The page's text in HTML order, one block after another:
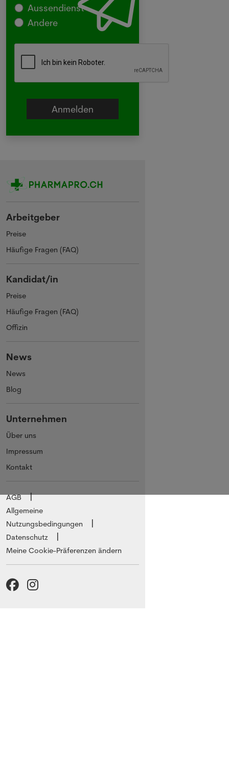
Aussendienst
Andere
Arbeitgeber
Preise
Häufige Fragen (FAQ)
Kandidat/in
Preise
Häufige Fragen (FAQ)
Offizin
News
News
Blog
Unternehmen
Über uns
Impressum
Kontakt
AGB
Allgemeine
Nutzungsbedingungen
Datenschutz
Meine Cookie-Präferenzen ändern